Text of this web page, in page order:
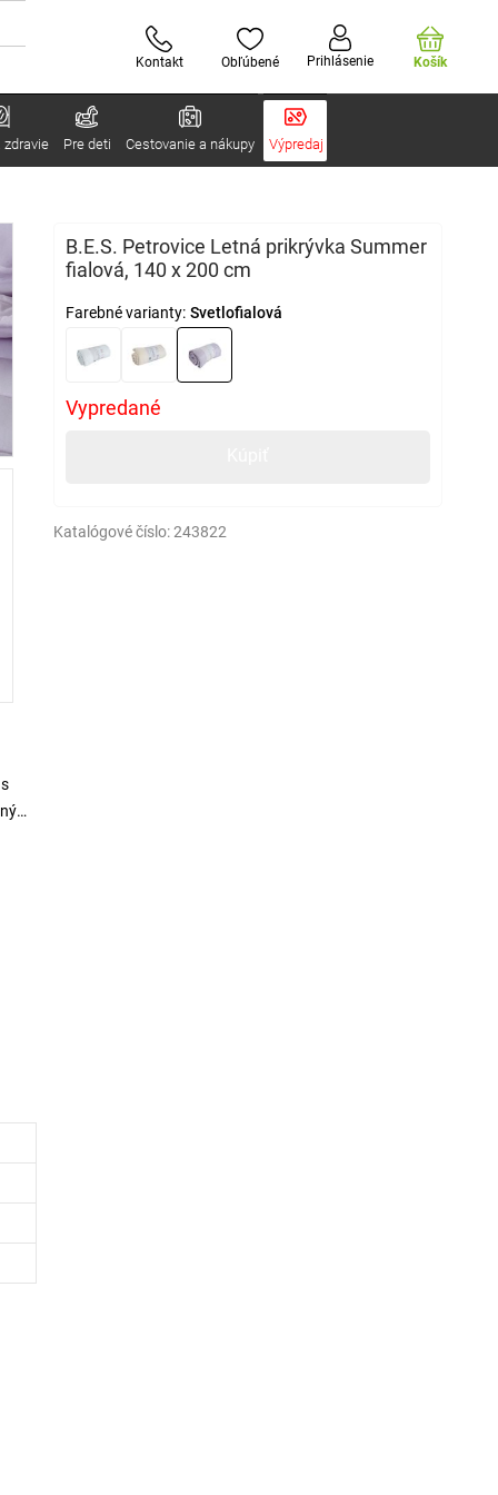
Kontakt Obľúbené Prihlásenie Košík
zdravie Pre deti Cestovanie a nákupy Výpredaj
B.E.S. Petrovice Letná prikrývka Summer
fialová, 140 x 200 cm
Farebné varianty: Svetlofialová
Vypredané
Katalógové číslo:243822